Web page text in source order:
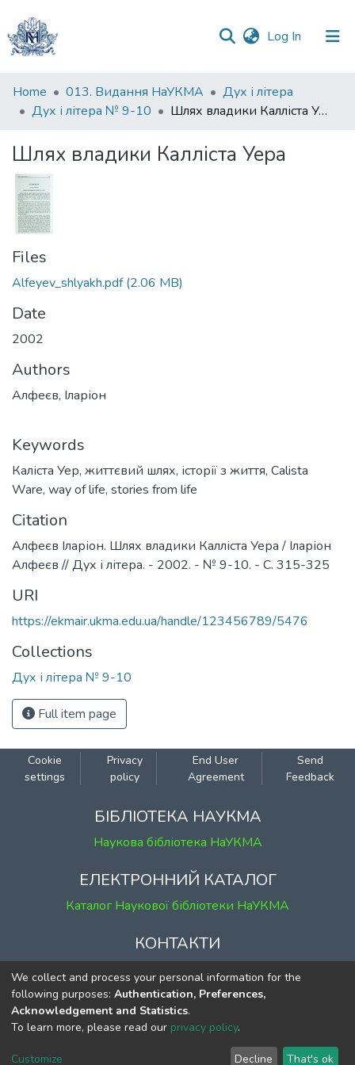
Log In (current)
Communities
&
All of DSpace
Statistics
Home 013. Видання НаУКМА
Дух і літера
Дух і літера № 9-10
Шлях владики Калліста Уера
Шлях владики Калліста Уера
Files
Alfeyev_shlyakh.pdf(2.06 MB)
Date
2002
Authors
Алфеєв, Іларіон
Keywords
Каліста Уер, життєвий шлях, історії з життя, Calista
Ware, way of life, stories from life
Citation
Алфеєв Іларіон. Шлях владики Калліста Уера / Іларіон
Алфеєв // Дух і літера. - 2002. - № 9-10. - С. 315-325
URI
https://ekmair.ukma.edu.ua/handle/123456789/5476
Collections
Дух і літера № 9-10
Full item page
Cookie
settings
Privacy
policy
End User
Agreement
Send
Feedback
БІБЛІОТЕКА НАУКМА
Наукова бібліотека НаУКМА
ЕЛЕКТРОННИЙ КАТАЛОГ
Каталог Наукової бібліотеки НаУКМА
КОНТАКТИ
м. Київ, вул. Григорія Сковороди, 2
к. 1, к. 120
тел. (044) 463-69-31
ekmair@ukma.edu.ua
We collect and process your personal information for the
following purposes: Authentication, Preferences,
Acknowledgement and Statistics.
To learn more, please read our privacy policy.
Customize Decline That's ok